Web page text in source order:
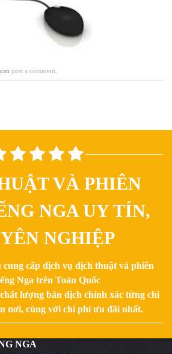
post a comment
VÀ PHIÊN
NGA UY TÍN,
NGHIỆP
cấp dịch vụ dịch thuật và phiên
Nga trên Toàn Quốc
lượng bản dịch chính xác từng chi
nơi, cùng với chi phí ưu đãi nhất.
NGA